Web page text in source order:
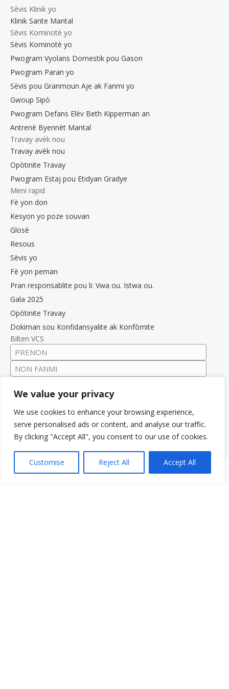
We value your privacy
We use cookies to enhance your browsing experience,
serve personalised ads or content, and analyse our traffic.
By clicking "Accept All", you consent to our use of cookies.
Customise Reject All Accept All
Sèvis Klinik yo
Klinik Sante Mantal
Sèvis Kominotè yo
Sèvis Kominotè yo
Pwogram Vyolans Domestik pou Gason
Pwogram Paran yo
Sèvis pou Granmoun Aje ak Fanmi yo
Gwoup Sipò
Pwogram Defans Elèv Beth Kipperman an
Antrenè Byennèt Mantal
Travay avèk nou
Travay avèk nou
Opòtinite Travay
Pwogram Estaj pou Etidyan Gradye
Meni rapid
Fè yon don
Kesyon yo poze souvan
Glosè
Resous
Sèvis yo
Fè yon peman
Pran responsablite pou li: Vwa ou. Istwa ou.
Gala 2025
Opòtinite Travay
Dokiman sou Konfidansyalite ak Konfòmite
Bilten VCS